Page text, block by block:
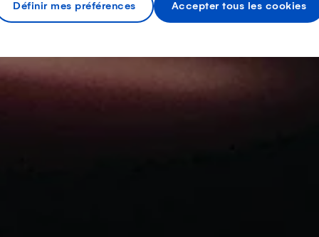
Définir mes préférences Accepter tous les cookies